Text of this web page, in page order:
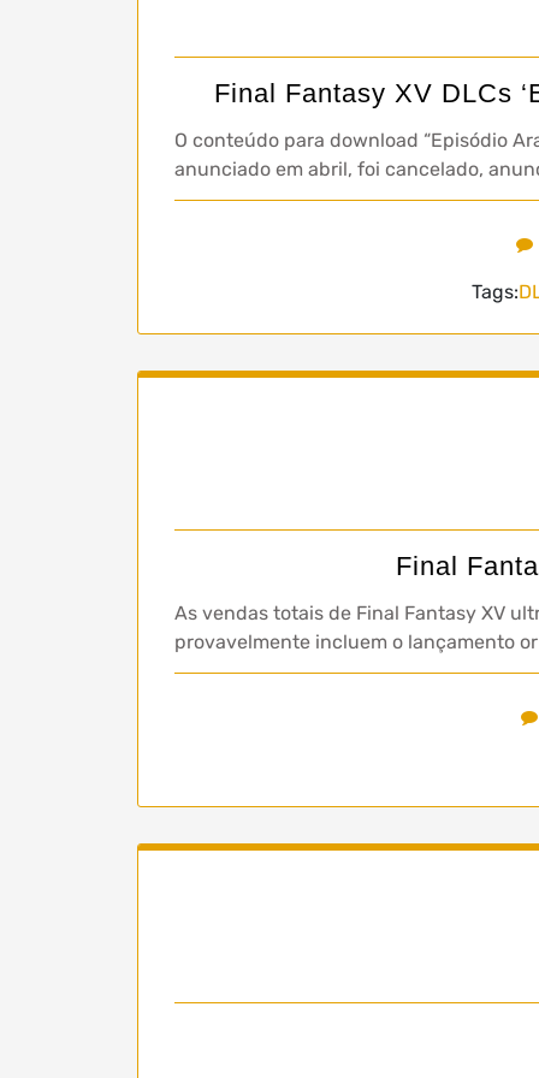
Final Fantasy XV DLCs
O conteúdo para download “Episódio
anunciado em abril, foi cancelado,
Tags:
Final
As vendas totais de Final Fantasy XV
provavelmente incluem o lançamento